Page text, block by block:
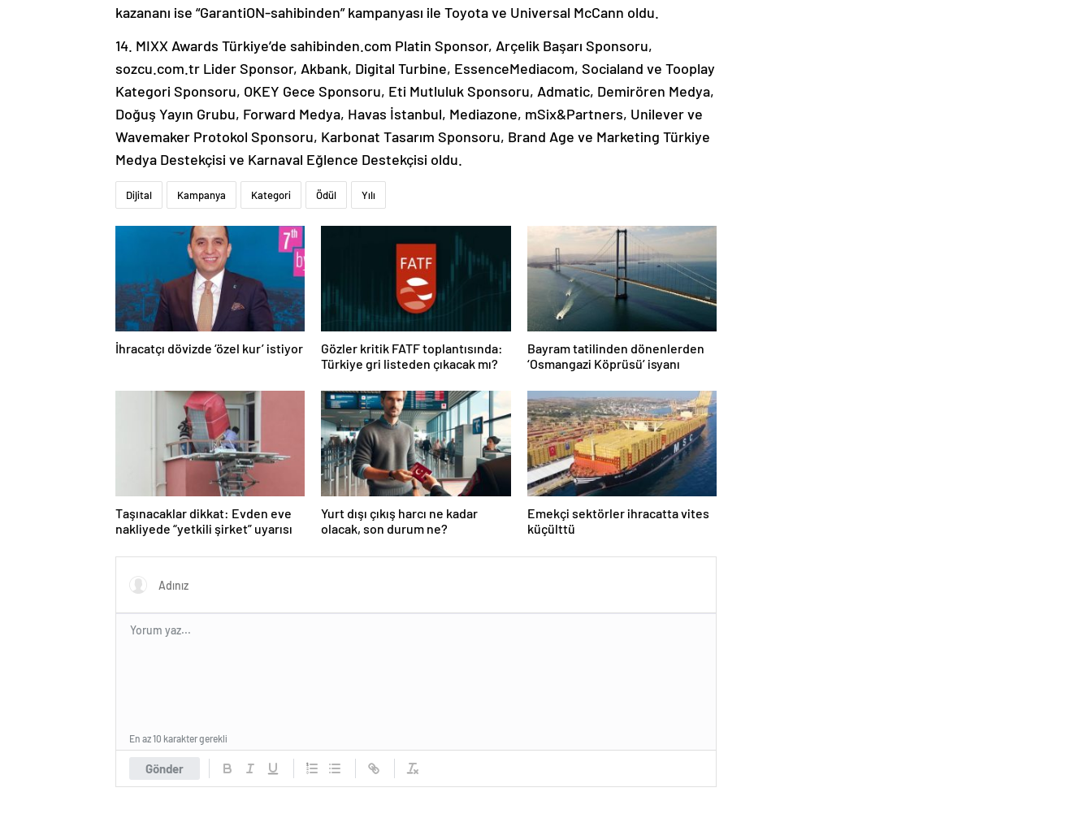
kazananı ise “GarantiON-sahibinden” kampanyası ile Toyota ve Universal McCann oldu.
14. MIXX Awards Türkiye’de sahibinden.com Platin Sponsor, Arçelik Başarı Sponsoru,
sozcu.com.tr Lider Sponsor, Akbank, Digital Turbine, EssenceMediacom, Socialand ve Tooplay
Kategori Sponsoru, OKEY Gece Sponsoru, Eti Mutluluk Sponsoru, Admatic, Demirören Medya,
Doğuş Yayın Grubu, Forward Medya, Havas İstanbul, Mediazone, mSix&Partners, Unilever ve
Wavemaker Protokol Sponsoru, Karbonat Tasarım Sponsoru, Brand Age ve Marketing Türkiye
Medya Destekçisi ve Karnaval Eğlence Destekçisi oldu.
Dijital Kampanya Kategori Ödül Yılı
İhracatçı dövizde ‘özel kur’ istiyor
Gözler kritik FATF toplantısında:
Türkiye gri listeden çıkacak mı?
Bayram tatilinden dönenlerden
‘Osmangazi Köprüsü’ isyanı
Taşınacaklar dikkat: Evden eve
nakliyede “yetkili şirket” uyarısı
Yurt dışı çıkış harcı ne kadar
olacak, son durum ne?
Emekçi sektörler ihracatta vites
küçülttü
Gönder
En az 10 karakter gerekli